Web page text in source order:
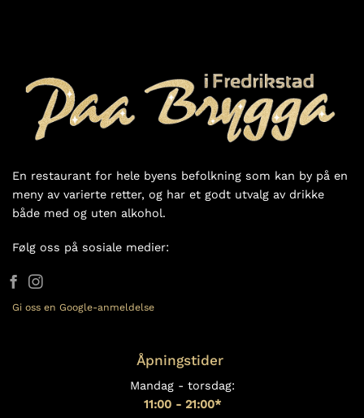
En restaurant for hele byens befolkning som kan by på en
meny av varierte retter, og har et godt utvalg av drikke
både med og uten alkohol.
Følg oss på sosiale medier:
Gi oss en Google-anmeldelse
Åpningstider
Mandag - torsdag:
11:00 - 21:00*